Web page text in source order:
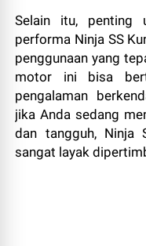
Selain itu, penting
performa Ninja SS
penggunaan yang
motor ini bisa
pengalaman
jika Anda sedang
dan tangguh, Ninja
sangat layak